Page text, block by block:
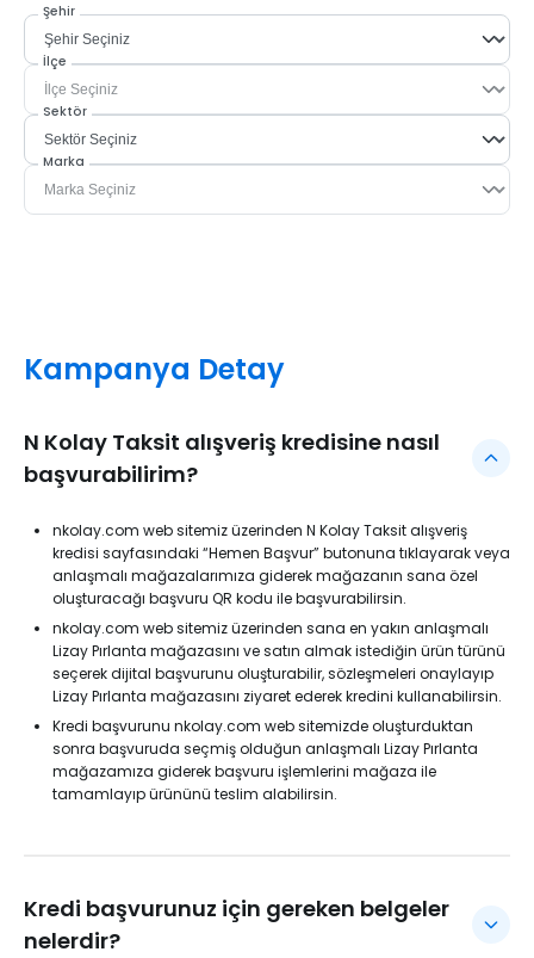
Şehir
İlçe
Sektör
Marka
Kampanya Detay
N Kolay Taksit alışveriş kredisine nasıl
başvurabilirim?
nkolay.com web sitemiz üzerinden N Kolay Taksit alışveriş
kredisi sayfasındaki “Hemen Başvur” butonuna tıklayarak veya
anlaşmalı mağazalarımıza giderek mağazanın sana özel
oluşturacağı başvuru QR kodu ile başvurabilirsin.
nkolay.com web sitemiz üzerinden sana en yakın anlaşmalı
Lizay Pırlanta mağazasını ve satın almak istediğin ürün türünü
seçerek dijital başvurunu oluşturabilir, sözleşmeleri onaylayıp
Lizay Pırlanta mağazasını ziyaret ederek kredini kullanabilirsin.
Kredi başvurunu nkolay.com web sitemizde oluşturduktan
sonra başvuruda seçmiş olduğun anlaşmalı Lizay Pırlanta
mağazamıza giderek başvuru işlemlerini mağaza ile
tamamlayıp ürününü teslim alabilirsin.
Kredi başvurunuz için gereken belgeler
nelerdir?